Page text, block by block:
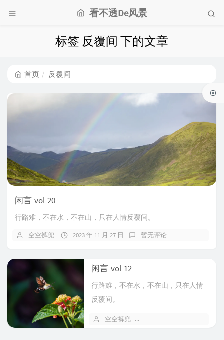
看不透De风景
标签 反覆间 下的文章
首页 反覆间
闲言-vol-20
行路难，不在水，不在山，只在人情反覆间。
空空裤兜 2023 年 11 月 27 日 暂无评论
闲言-vol-12
行路难，不在水，不在山，只在人情
反覆间。
空空裤兜